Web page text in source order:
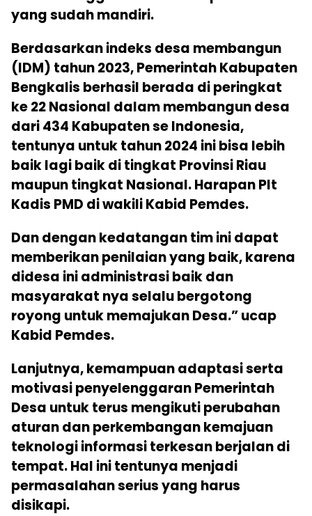
yang sudah mandiri.
Berdasarkan indeks desa membangun
(IDM) tahun 2023, Pemerintah Kabupaten
Bengkalis berhasil berada di peringkat
ke 22 Nasional dalam membangun desa
dari 434 Kabupaten se Indonesia,
tentunya untuk tahun 2024 ini bisa lebih
baik lagi baik di tingkat Provinsi Riau
maupun tingkat Nasional. Harapan Plt
Kadis PMD di wakili Kabid Pemdes.
Dan dengan kedatangan tim ini dapat
memberikan penilaian yang baik, karena
didesa ini administrasi baik dan
masyarakat nya selalu bergotong
royong untuk memajukan Desa.” ucap
Kabid Pemdes.
Lanjutnya, kemampuan adaptasi serta
motivasi penyelenggaran Pemerintah
Desa untuk terus mengikuti perubahan
aturan dan perkembangan kemajuan
teknologi informasi terkesan berjalan di
tempat. Hal ini tentunya menjadi
permasalahan serius yang harus
disikapi.